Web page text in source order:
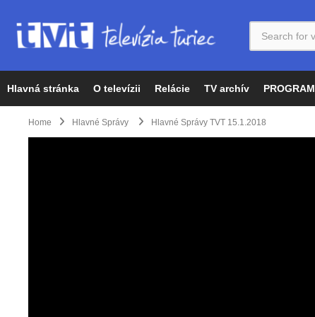
Hlavná stránka O televízii Relácie TV archív PROGRAM
Home Hlavné Správy Hlavné Správy TVT 15.1.2018